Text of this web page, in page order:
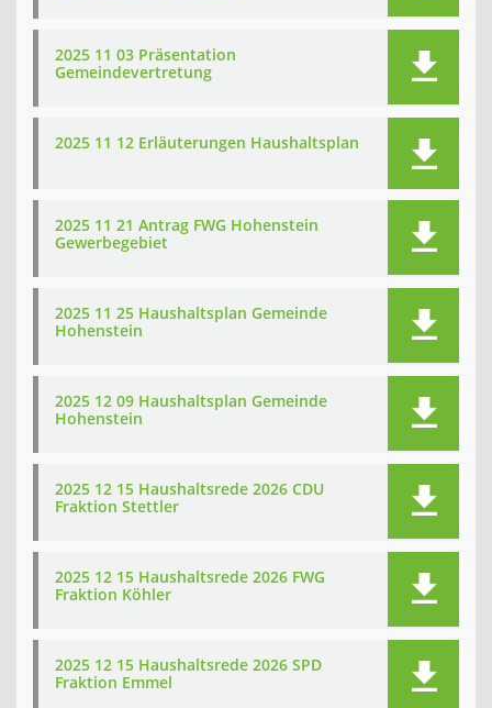
2025 11 03 Präsentation
Gemeindevertretung
2025 11 12 Erläuterungen Haushaltsplan
2025 11 21 Antrag FWG Hohenstein
Gewerbegebiet
2025 11 25 Haushaltsplan Gemeinde
Hohenstein
2025 12 09 Haushaltsplan Gemeinde
Hohenstein
2025 12 15 Haushaltsrede 2026 CDU
Fraktion Stettler
2025 12 15 Haushaltsrede 2026 FWG
Fraktion Köhler
2025 12 15 Haushaltsrede 2026 SPD
Fraktion Emmel